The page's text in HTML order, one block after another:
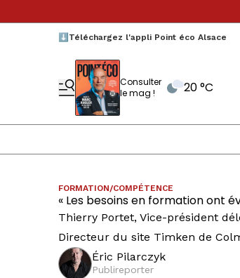
⬇️Téléchargez l'appli Point éco Alsace
Consulter
le mag !
20 °C
FORMATION/COMPÉTENCE
« Les besoins en formation ont
Thierry Portet, Vice-président
Directeur du site Timken de
Éric Pilarczyk
Publireporter